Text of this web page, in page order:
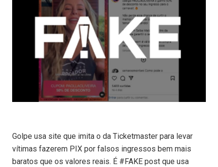
Golpe usa site que imita o da Ticketmaster para levar
vítimas fazerem PIX por falsos ingressos bem mais
baratos que os valores reais. É #FAKE post que usa